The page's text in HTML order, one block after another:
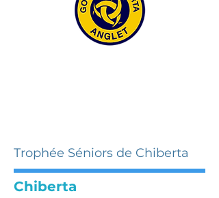
Trophée Séniors de Chiberta
Chiberta